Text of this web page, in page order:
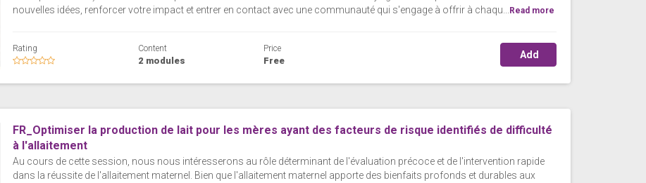
nouvelles idées, renforcer votre impact et entrer en contact avec une communauté qui s'engage à offrir à chaqu...
Read more
Rating Content
2 modules
Price
Free
Add
FR_Optimiser la production de lait pour les mères ayant des facteurs de risque identifiés de difficulté
à l'allaitement
Au cours de cette session, nous nous intéresserons au rôle déterminant de l'évaluation précoce et de l'intervention rapide
dans la réussite de l'allaitement maternel. Bien que l'allaitement maternel apporte des bienfaits profonds et durables aux